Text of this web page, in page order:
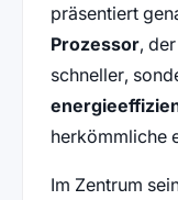
präsentiert
Prozessor,
schneller,
herkömmliche
Im Zentrum